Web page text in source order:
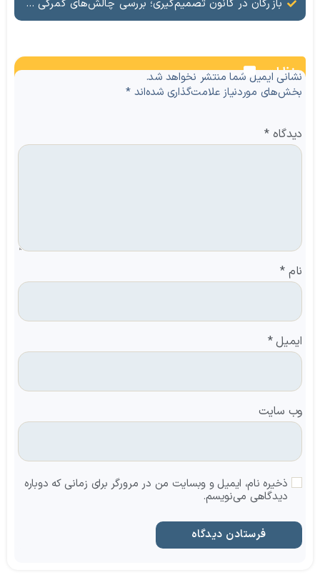
بازرگان در کانون تصمیم‌گیری؛ بررسی چالش‌های گمرکی با حضور معاون وزیر اقتصاد
نظرات
نشانی ایمیل شما منتشر نخواهد شد.
بخش‌های موردنیاز علامت‌گذاری شده‌اند*
دیدگاه*
نام *
ایمیل*
وب‌ سایت
ذخیره نام، ایمیل و وبسایت من در مرورگر برای زمانی که دوباره
دیدگاهی می‌نویسم.